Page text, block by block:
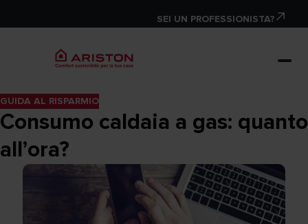
SEI UN PROFESSIONISTA?
GUIDA AL RISPARMIO
Consumo caldaia a gas: quanto
all’ora?